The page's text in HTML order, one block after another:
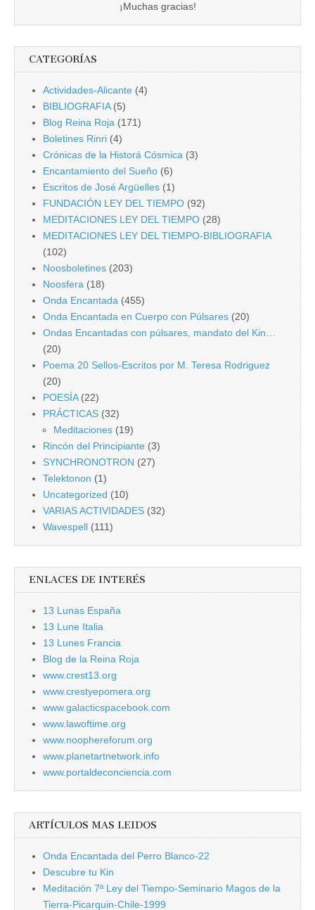
¡Muchas gracias!
CATEGORÍAS
Actividades-Alicante (4)
BIBLIOGRAFIA(5)
Blog Reina Roja (171)
Boletines Rinri (4)
Crónicas de la Historá Cósmica (3)
Encantamiento del Sueño (6)
Escritos de José Argüelles (1)
FUNDACIÓN LEY DEL TIEMPO (92)
MEDITACIONES LEY DEL TIEMPO (28)
MEDITACIONES LEY DEL TIEMPO-BIBLIOGRAFIA
(102)
Noosboletines (203)
Noosfera (18)
Onda Encantada (455)
Onda Encantada en Cuerpo con Púlsares (20)
Ondas Encantadas con púlsares, mandato del Kin…
(20)
Poema 20 Sellos-Escritos por M. Teresa Rodriguez
(20)
POESÍA(22)
PRÁCTICAS (32)
Meditaciones (19)
Rincón del Principiante (3)
SYNCHRONOTRON (27)
Telektonon (1)
Uncategorized (10)
VARIAS ACTIVIDADES (32)
Wavespell (111)
ENLACES DE INTERÉS
13 Lunas España
13 Lune Italia
13 Lunes Francia
Blog de la Reina Roja
www.crest13.org
www.crestyepomera.org
www.galacticspacebook.com
www.lawoftime.org
www.noophereforum.org
www.planetartnetwork.info
www.portaldeconciencia.com
ARTÍCULOS MAS LEIDOS
Onda Encantada del Perro Blanco-22
Descubre tu Kin
Meditación 7ª Ley del Tiempo-Seminario Magos de la
Tierra-Picarquin-Chile-1999